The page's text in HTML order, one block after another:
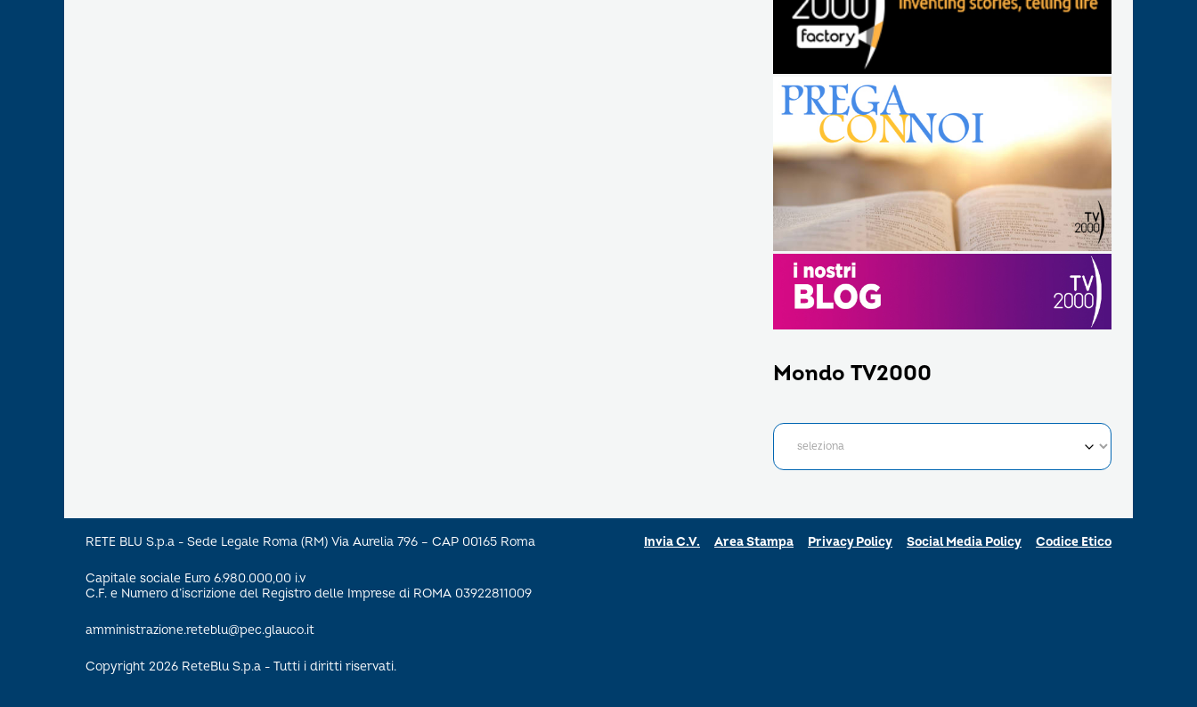
Mondo TV2000
RETE BLU S.p.a - Sede Legale Roma (RM) Via Aurelia 796 – CAP 00165 Roma
Capitale sociale Euro 6.980.000,00 i.v
C.F. e Numero d’iscrizione del Registro delle Imprese di ROMA 03922811009
amministrazione.reteblu@pec.glauco.it
Copyright 2026 ReteBlu S.p.a - Tutti i diritti riservati.
Invia C.V. Area Stampa Privacy Policy Social Media Policy Codice Etico